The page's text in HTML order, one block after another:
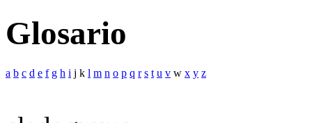
Glosario
a b c d e f g h i j k l m n o p q r s t u v w x y z